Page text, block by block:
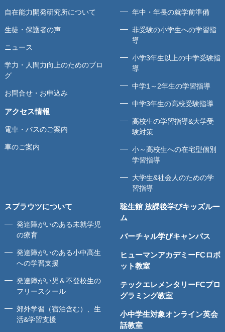
自在能力開発研究所について
生徒・保護者の声
ニュース
学力・人間力向上のためのブロ
グ
お問合せ・お申込み
アクセス情報
電車・バスのご案内
車のご案内
年中・年長の就学前準備
非受験の小学生への学習指
導
小学3年生以上の中学受験指
導
中学1～2年生の学習指導
中学3年生の高校受験指導
高校生の学習指導&大学受
験対策
小～高校生への在宅型個別
学習指導
大学生&社会人のための学
習指導
スプラウツについて
発達障がいのある未就学児
の療育
発達障がいのある小中高生
への学習支援
発達障がい児＆不登校生の
フリースクール
郊外学習（宿泊含む）、生
活&学習支援
聡生館 放課後学びキッズルー
ム
バーチャル学びキャンパス
ヒューマンアカデミーFCロボ
ット教室
テックエレメンタリーFCプロ
グラミング教室
小中学生対象オンライン英会
話教室